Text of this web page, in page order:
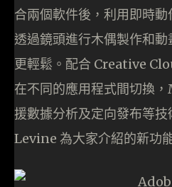
合兩個軟件後，利用即時
透過鏡頭進行木偶製作和
更輕鬆。配合 Creative
在不同的應用程式間切換
援數據分析及定向發布等
Levine 為大家介紹的新功